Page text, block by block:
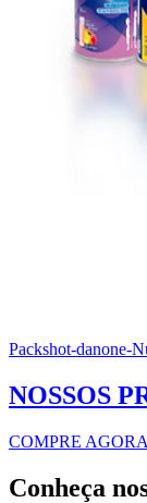
Packshot-danone-
NOSSOS
COMPRE AGORA
Conheça